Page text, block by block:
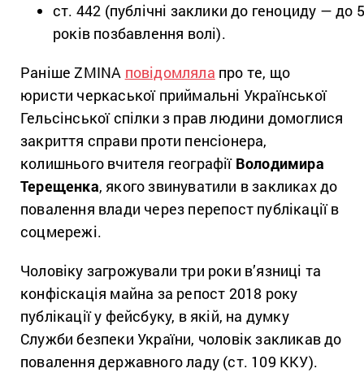
ст. 442 (публічні заклики до геноциду — до 5
років позбавлення волі).
Раніше ZMINA повідомляла про те, що
юристи черкаської приймальні Української
Гельсінської спілки з прав людини домоглися
закриття справи проти пенсіонера,
колишнього вчителя географії Володимира
Терещенка, якого звинуватили в закликах до
повалення влади через перепост публікації в
соцмережі.
Чоловіку загрожували три роки в’язниці та
конфіскація майна за репост 2018 року
публікації у фейсбуку, в якій, на думку
Служби безпеки України, чоловік закликав до
повалення державного ладу (ст. 109 ККУ).